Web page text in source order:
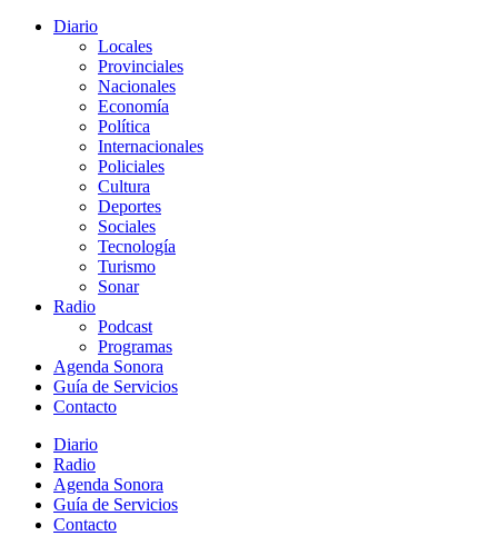
Diario
Locales
Provinciales
Nacionales
Economía
Política
Internacionales
Policiales
Cultura
Deportes
Sociales
Tecnología
Turismo
Sonar
Radio
Podcast
Programas
Agenda Sonora
Guía de Servicios
Contacto
Diario
Radio
Agenda Sonora
Guía de Servicios
Contacto